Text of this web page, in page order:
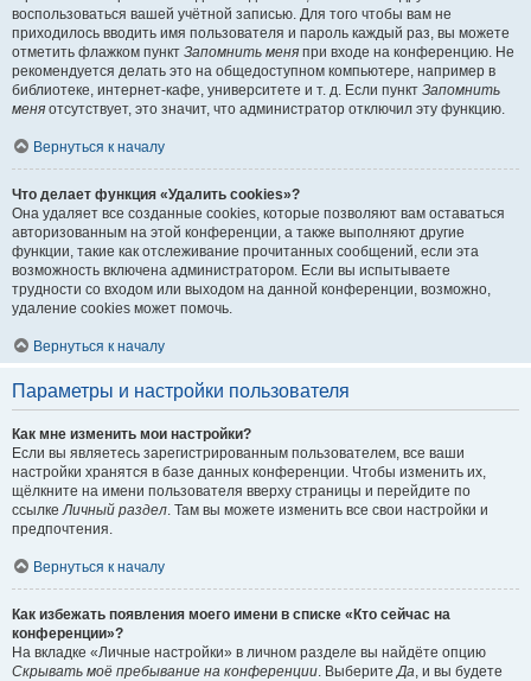
воспользоваться вашей учётной записью. Для того чтобы вам не
приходилось вводить имя пользователя и пароль каждый раз, вы можете
отметить флажком пункт Запомнить меня при входе на конференцию. Не
рекомендуется делать это на общедоступном компьютере, например в
библиотеке, интернет-кафе, университете и т. д. Если пункт Запомнить
меня отсутствует, это значит, что администратор отключил эту функцию.
Вернуться к началу
Что делает функция «Удалить cookies»?
Она удаляет все созданные cookies, которые позволяют вам оставаться
авторизованным на этой конференции, а также выполняют другие
функции, такие как отслеживание прочитанных сообщений, если эта
возможность включена администратором. Если вы испытываете
трудности со входом или выходом на данной конференции, возможно,
удаление cookies может помочь.
Вернуться к началу
Параметры и настройки пользователя
Как мне изменить мои настройки?
Если вы являетесь зарегистрированным пользователем, все ваши
настройки хранятся в базе данных конференции. Чтобы изменить их,
щёлкните на имени пользователя вверху страницы и перейдите по
ссылкеЛичный раздел. Там вы можете изменить все свои настройки и
предпочтения.
Вернуться к началу
Как избежать появления моего имени в списке «Кто сейчас на
конференции»?
На вкладке «Личные настройки» в личном разделе вы найдёте опцию
Скрывать моё пребывание на конференции. ВыберитеДа, и вы будете